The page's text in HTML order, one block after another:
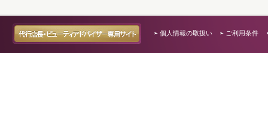
個人情報の取扱い ご利用条件